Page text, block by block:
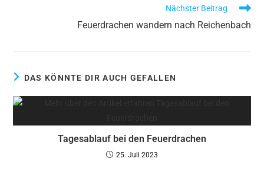
Nächster Beitrag
Feuerdrachen wandern nach Reichenbach
DAS KÖNNTE DIR AUCH GEFALLEN
Tagesablauf bei den Feuerdrachen
25. Juli 2023